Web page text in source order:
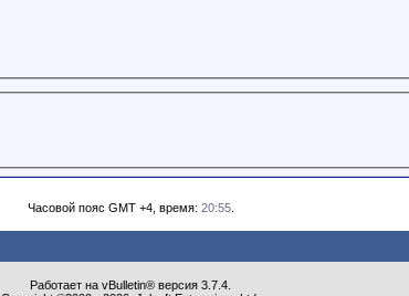
Часовой пояс GMT +4, время: 20:55.
Работает на vBulletin® версия 3.7.4.